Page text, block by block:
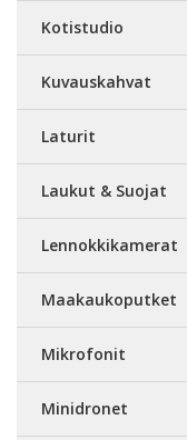
Kotistudio
Kuvauskahvat
Laturit
Laukut & Suojat
Lennokkikamerat
Maakaukoputket
Mikrofonit
Minidronet